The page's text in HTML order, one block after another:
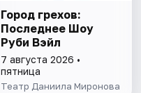
Город грехов:
Последнее Шоу
Руби Вэйл
7 августа 2026 •
пятница
Театр Даниила Миронова